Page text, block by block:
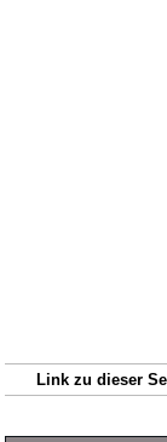
Link zu dieser